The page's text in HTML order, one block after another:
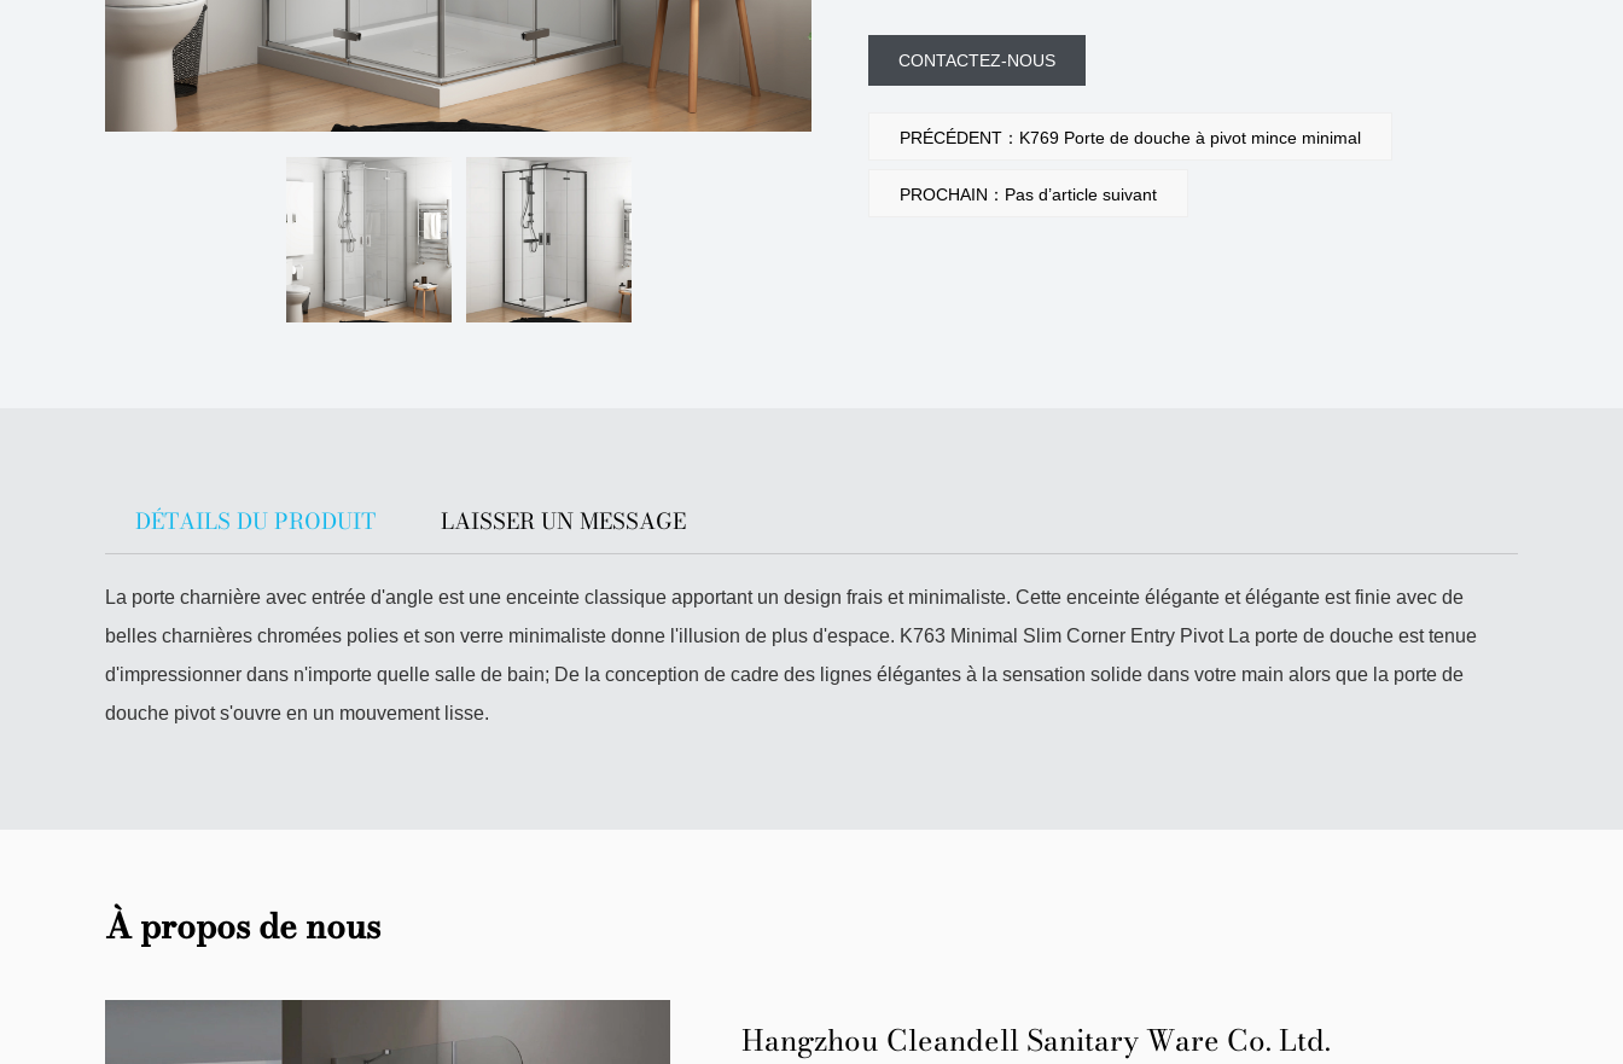
CONTACTEZ-NOUS
PRÉCÉDENT：K769 Porte de douche à pivot mince minimal
PROCHAIN：Pas d’article suivant
DÉTAILS DU PRODUIT LAISSER UN MESSAGE
La porte charnière avec entrée d'angle est une enceinte classique apportant un design frais et minimaliste. Cette enceinte élégante et élégante est finie avec de
belles charnières chromées polies et son verre minimaliste donne l'illusion de plus d'espace. K763 Minimal Slim Corner Entry Pivot La porte de douche est tenue
d'impressionner dans n'importe quelle salle de bain; De la conception de cadre des lignes élégantes à la sensation solide dans votre main alors que la porte de
douche pivot s'ouvre en un mouvement lisse.
À propos de nous
Hangzhou Cleandell Sanitary Ware Co. Ltd.